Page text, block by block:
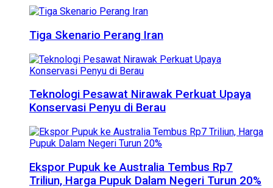
Tiga Skenario Perang Iran
Teknologi Pesawat Nirawak Perkuat Upaya
Konservasi Penyu di Berau
Ekspor Pupuk ke Australia Tembus Rp7
Triliun, Harga Pupuk Dalam Negeri Turun 20%